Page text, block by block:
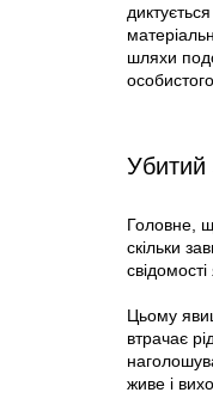
шляхи
Убитий
Головне,
скільки
Цьому
втрачає
живе і